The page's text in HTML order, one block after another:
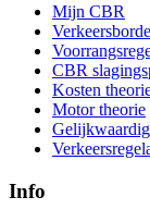
Mijn CBR
CBR
Kosten
Motor theorie
Info